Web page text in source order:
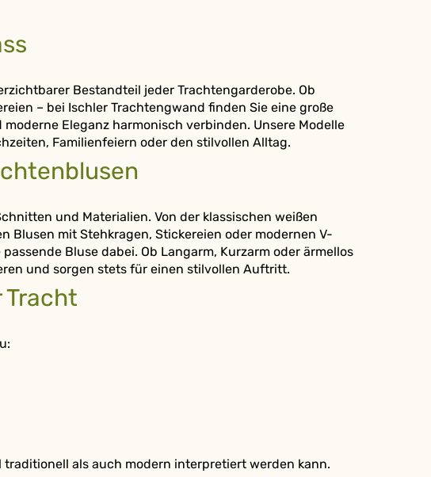
Bestandteil jeder Trachtengarderobe. Ob
– bei Ischler Trachtengwand finden Sie eine große
Eleganz harmonisch verbinden. Unsere Modelle
Familienfeiern oder den stilvollen Alltag.
und Materialien. Von der klassischen weißen
Blusen mit Stehkragen, Stickereien oder modernen V-
Bluse dabei. Ob Langarm, Kurzarm oder ärmellos
und sorgen stets für einen stilvollen Auftritt.
Tracht
als auch modern interpretiert werden kann.